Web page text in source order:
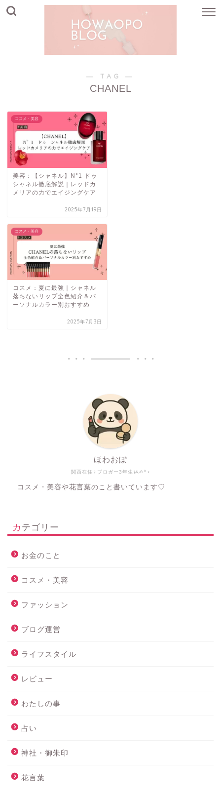
― TAG ―
CHANEL
コスメ・美容
美容：【シャネル】N°1 ドゥ
シャネル徹底解説｜レッドカ
メリアの力でエイジングケア
2025年7月19日
コスメ・美容
コスメ：夏に最強｜シャネル
落ちないリップ全色紹介＆パ
ーソナルカラー別おすすめ
2025年7月3日
関西在住♀ブロガー3年生ᝰ✍︎꙳⋆
ほわおぽ
コスメ・美容や花言葉のこと書いています♡
カテゴリー
お金のこと
コスメ・美容
ファッション
ブログ運営
ライフスタイル
レビュー
わたしの事
占い
神社・御朱印
花言葉